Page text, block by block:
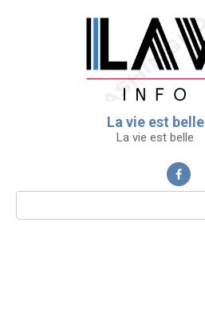
La vie est belle
La vie est belle
Поиск: